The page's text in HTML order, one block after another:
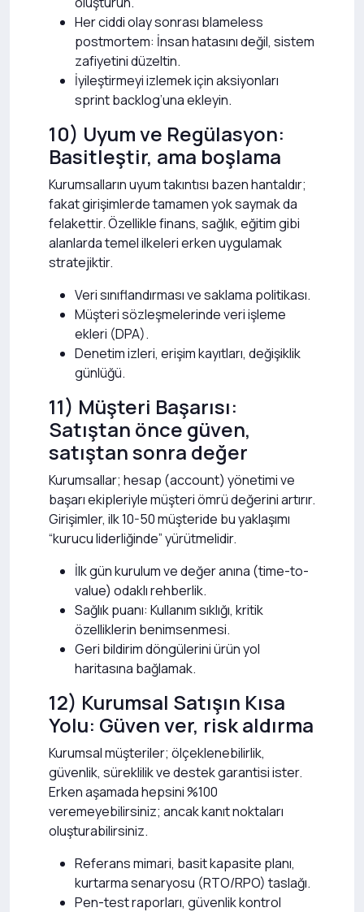
Her ciddi olay sonrası blameless
postmortem: İnsan hatasını değil, sistem
zafiyetini düzeltin.
İyileştirmeyi izlemek için aksiyonları
sprint backlog’una ekleyin.
10) Uyum ve Regülasyon:
Basitleştir, ama boşlama
Kurumsalların uyum takıntısı bazen hantaldır;
fakat girişimlerde tamamen yok saymak da
felakettir. Özellikle finans, sağlık, eğitim gibi
alanlarda temel ilkeleri erken uygulamak
stratejiktir.
Veri sınıflandırması ve saklama politikası.
Müşteri sözleşmelerinde veri işleme
ekleri (DPA).
Denetim izleri, erişim kayıtları, değişiklik
günlüğü.
11) Müşteri Başarısı:
Satıştan önce güven,
satıştan sonra değer
Kurumsallar; hesap (account) yönetimi ve
başarı ekipleriyle müşteri ömrü değerini artırır.
Girişimler, ilk 10-50 müşteride bu yaklaşımı
“kurucu liderliğinde” yürütmelidir.
İlk gün kurulum ve değer anına (time-to-
value) odaklı rehberlik.
Sağlık puanı: Kullanım sıklığı, kritik
özelliklerin benimsenmesi.
Geri bildirim döngülerini ürün yol
haritasına bağlamak.
12) Kurumsal Satışın Kısa
Yolu: Güven ver, risk aldırma
Kurumsal müşteriler; ölçeklenebilirlik,
güvenlik, süreklilik ve destek garantisi ister.
Erken aşamada hepsini %100
veremeyebilirsiniz; ancak kanıt noktaları
oluşturabilirsiniz.
Referans mimari, basit kapasite planı,
kurtarma senaryosu (RTO/RPO) taslağı.
Pen-test raporları, güvenlik kontrol